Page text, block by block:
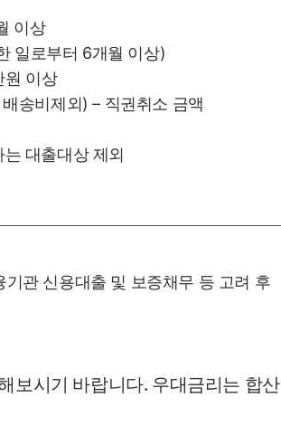
이상
일로부터 6개월 이상)
원 이상
송비제외) – 직권취소 금액
대출대상 제외
관 신용대출 및 보증채무 등 고려 후
보시기 바랍니다. 우대금리는 합산